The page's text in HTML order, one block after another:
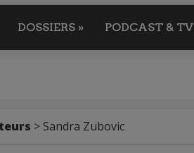
DOSSIERS » PODCAST & TV
> Sandra Zubovic